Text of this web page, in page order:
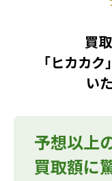
買
「ヒカカク
い
予想以上
買取額に